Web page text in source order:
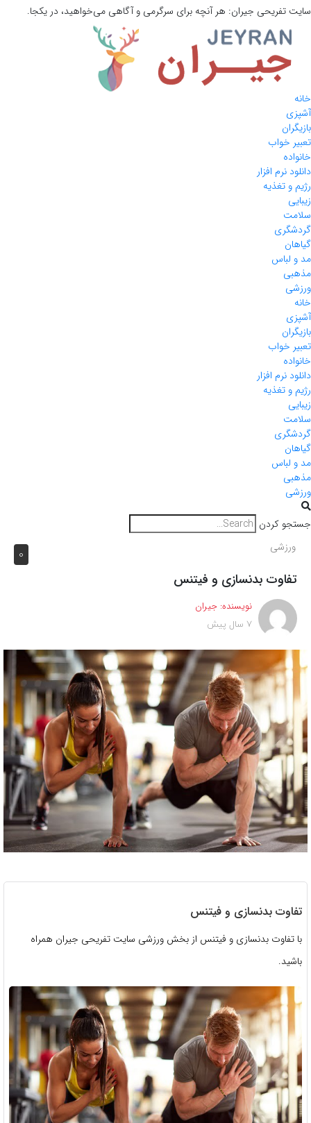
سایت تفریحی جیران: هر آنچه برای سرگرمی و آگاهی می‌خواهید، در یکجا.
خانه
آشپزی
بازیگران
تعبیر خواب
خانواده
دانلود نرم افزار
رژیم و تغذیه
زیبایی
سلامت
گردشگری
گیاهان
مد و لباس
مذهبی
ورزشی
خانه
آشپزی
بازیگران
تعبیر خواب
خانواده
دانلود نرم افزار
رژیم و تغذیه
زیبایی
سلامت
گردشگری
گیاهان
مد و لباس
مذهبی
ورزشی
جستجو کردن
0 ورزشی
تفاوت بدنسازی و فیتنس
نویسنده: جیران
7 سال پیش
تفاوت بدنسازی و فیتنس
با تفاوت بدنسازی و فیتنس از بخش ورزشی سایت تفریحی جیران همراه
باشید.